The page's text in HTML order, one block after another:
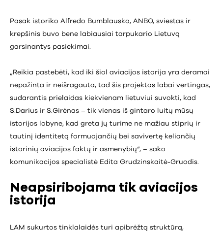
Pasak istoriko Alfredo Bumblausko, ANBO, sviestas ir
krepšinis buvo bene labiausiai tarpukario Lietuvą
garsinantys pasiekimai.
„Reikia pastebėti, kad iki šiol aviacijos istorija yra deramai
nepažinta ir neišragauta, tad šis projektas labai vertingas,
sudarantis prielaidas kiekvienam lietuviui suvokti, kad
S.Darius ir S.Girėnas – tik vienas iš gintaro luitų mūsų
istorijos lobyne, kad greta jų turime ne mažiau stiprių ir
tautinį identitetą formuojančių bei savivertę keliančių
istorinių aviacijos faktų ir asmenybių“, – sako
komunikacijos specialistė Edita Grudzinskaitė-Gruodis.
Neapsiribojama tik aviacijos
istorija
LAM sukurtos tinklalaidės turi apibrėžtą struktūrą,